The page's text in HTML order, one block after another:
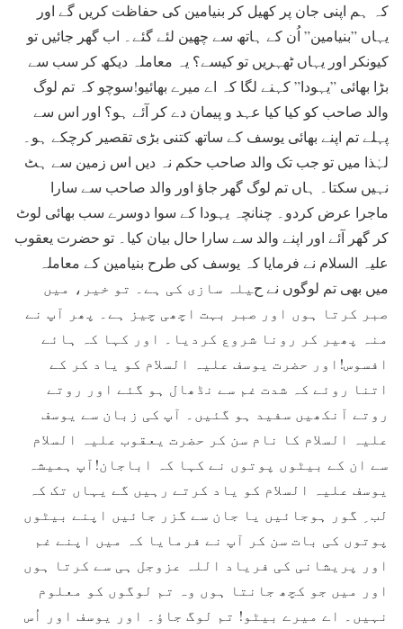
کہ ہم اپنی جان پر کھیل کر بنیامین کی حفاظت کریں گے اور
یہاں ”بنیامین” اُن کے ہاتھ سے چھین لئے گئے۔ اب گھر جائیں تو
کیونکر اور یہاں ٹھہریں تو کیسے؟ یہ معاملہ دیکھ کر سب سے
بڑا بھائی ”یہودا” کہنے لگا کہ اے میرے بھائیو!سوچو کہ تم لوگ
والد صاحب کو کیا کیا عہد و پیمان دے کر آئے ہو؟ اور اس سے
پہلے تم اپنے بھائی یوسف کے ساتھ کتنی بڑی تقصیر کرچکے ہو۔
لہٰذا میں تو جب تک والد صاحب حکم نہ دیں اس زمین سے ہٹ
نہیں سکتا۔ ہاں تم لوگ گھر جاؤ اور والد صاحب سے سارا
ماجرا عرض کردو۔ چنانچہ یہودا کے سوا دوسرے سب بھائی لوٹ
کر گھر آئے اور اپنے والد سے سارا حال بیان کیا۔ تو حضرت یعقوب
علیہ السلام نے فرمایا کہ یوسف کی طرح بنیامین کے معاملہ
میں بھی تم لوگوں نے حیلہ سازی کی ہے۔ تو خیر، میں
صبر کرتا ہوں اور صبر بہت اچھی چیز ہے۔ پھر آپ نے
منہ پھیر کر رونا شروع کردیا۔ اور کہا کہ ہائے
افسوس!اور حضرت یوسف علیہ السلام کو یاد کر کے
اتنا روئے کہ شدت غم سے نڈھال ہو گئے اور روتے
روتے آنکھیں سفید ہو گئیں۔ آپ کی زبان سے یوسف
علیہ السلام کا نام سن کر حضرت یعقوب علیہ السلام
سے ان کے بیٹوں پوتوں نے کہا کہ اباجان!آپ ہمیشہ
یوسف علیہ السلام کو یاد کرتے رہیں گے یہاں تک کہ
لب ِ گور ہوجائیں یا جان سے گزر جائیں اپنے بیٹوں
پوتوں کی بات سن کر آپ نے فرمایا کہ میں اپنے غم
اور پریشانی کی فریاد اللہ عزوجل ہی سے کرتا ہوں
اور میں جو کچھ جانتا ہوں وہ تم لوگوں کو معلوم
نہیں۔ اے میرے بیٹو! تم لوگ جاؤ۔ اور یوسف اور اُس